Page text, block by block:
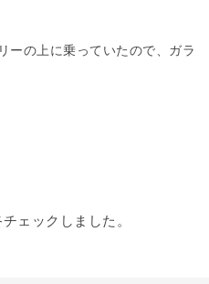
ーの上に乗っていたので、ガラ
ェックしました。